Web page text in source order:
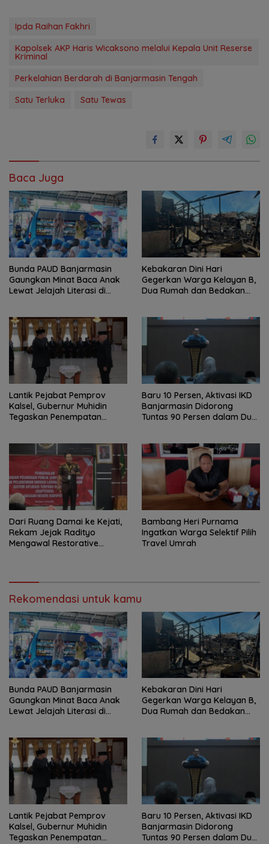
Ipda Raihan Fakhri
Kapolsek AKP Haris Wicaksono melalui Kepala Unit Reserse
Kriminal
Perkelahian Berdarah di Banjarmasin Tengah
Satu Terluka
Satu Tewas
Baca Juga
Bunda PAUD Banjarmasin
Gaungkan Minat Baca Anak
Lewat Jelajah Literasi di
Kebakaran Dini Hari
Gegerkan Warga Kelayan B,
Dua Rumah dan Bedakan
Lantik Pejabat Pemprov
Kalsel, Gubernur Muhidin
Tegaskan Penempatan
Baru 10 Persen, Aktivasi IKD
Banjarmasin Didorong
Tuntas 90 Persen dalam Dua
Dari Ruang Damai ke Kejati,
Rekam Jejak Radityo
Mengawal Restorative
Bambang Heri Purnama
Ingatkan Warga Selektif Pilih
Travel Umrah
Rekomendasi untuk kamu
Bunda PAUD Banjarmasin
Gaungkan Minat Baca Anak
Lewat Jelajah Literasi di
Kebakaran Dini Hari
Gegerkan Warga Kelayan B,
Dua Rumah dan Bedakan
Lantik Pejabat Pemprov
Kalsel, Gubernur Muhidin
Tegaskan Penempatan
Baru 10 Persen, Aktivasi IKD
Banjarmasin Didorong
Tuntas 90 Persen dalam Dua